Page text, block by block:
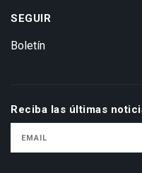
SEGUIR
Boletín
Reciba las últimas